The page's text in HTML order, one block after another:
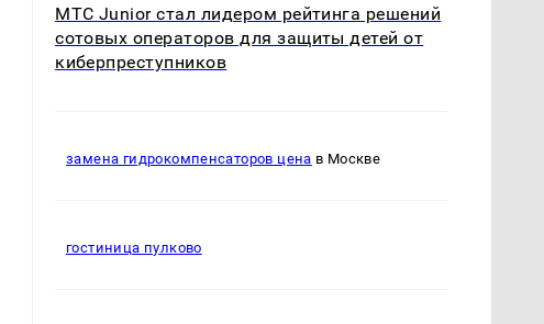
МТС Junior стал лидером рейтинга решений
сотовых операторов для защиты детей от
киберпреступников
замена гидрокомпенсаторов цена в Москве
гостиница пулково